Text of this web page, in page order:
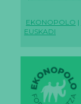
EKONOPOLO |
EUSKADI